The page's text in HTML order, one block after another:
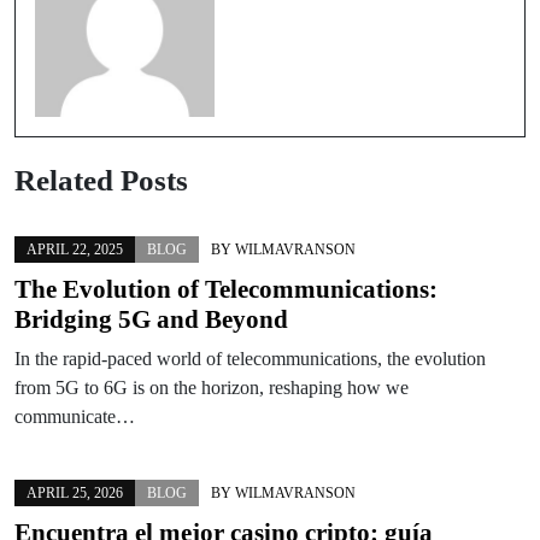
Related Posts
APRIL 22, 2025 BLOG BY WILMAVRANSON
The Evolution of Telecommunications:
Bridging 5G and Beyond
In the rapid-paced world of telecommunications, the evolution
from 5G to 6G is on the horizon, reshaping how we
communicate…
APRIL 25, 2026 BLOG BY WILMAVRANSON
Encuentra el mejor casino cripto: guía